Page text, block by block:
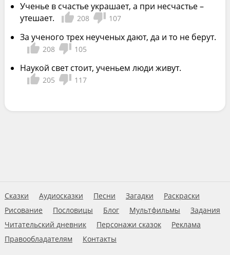
Ученье в счастье украшает, а при несчастье –
утешает.
208 107
За ученого трех неученых дают, да и то не берут.
208 105
Наукой свет стоит, ученьем люди живут.
205 117
Сказки Аудиосказки Песни Загадки
Раскраски
Рисование
Пословицы Блог Мультфильмы
Задания
Читательский дневник
Персонажи сказок
Реклама
Правообладателям
Контакты